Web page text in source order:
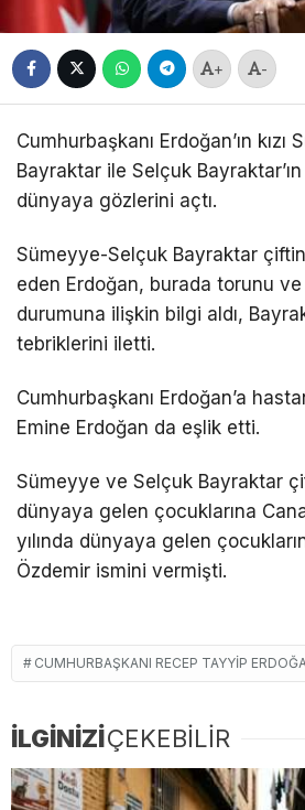
+ -
Cumhurbaşkanı Erdoğan’ın
Bayraktar ile Selçuk
dünyaya gözlerini açtı.
Sümeyye-Selçuk Bayraktar
eden Erdoğan, burada torunu ve
durumuna ilişkin bilgi aldı,
tebriklerini iletti.
Cumhurbaşkanı Erdoğan’a
Emine Erdoğan da eşlik etti.
Sümeyye ve Selçuk Bayraktar
dünyaya gelen çocuklarına
yılında dünyaya gelen
Özdemir ismini vermişti.
CUMHURBAŞKANI RECEP TAYYIP
İLGİNİZİÇEKEBİLİR